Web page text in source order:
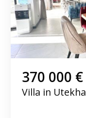
370 000 €
Villa in Utekha